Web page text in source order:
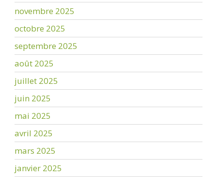
novembre 2025
octobre 2025
septembre 2025
août 2025
juillet 2025
juin 2025
mai 2025
avril 2025
mars 2025
janvier 2025